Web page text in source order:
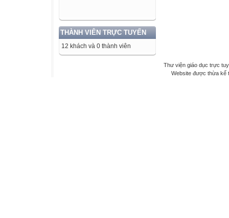
THÀNH VIÊN TRỰC TUYẾN
12 khách và 0 thành viên
Thư viện giáo dục trực
Website được thừa kế